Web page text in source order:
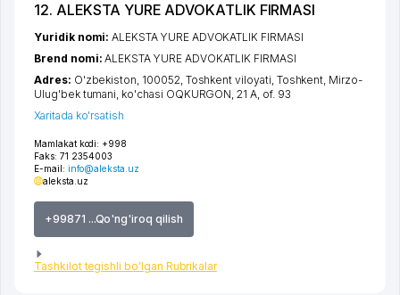
12. ALEKSTA YURE ADVOKATLIK FIRMASI
Mamlakat kodi: +998
Faks: 71 2354003
E-mail: info@aleksta.uz
aleksta.uz
+99871 ...Qo'ng'iroq qilish
Tashkilot tegishli bo'lgan Rubrikalar
Yuridik nomi:ALEKSTA YURE ADVOKATLIK FIRMASI
Brend nomi:ALEKSTA YURE ADVOKATLIK FIRMASI
Adres: O'zbekiston, 100052, Toshkent viloyati, Toshkent, Mirzo-
Ulug'bek tumani, ko'chasi OQKURGON, 21 А, of. 93
Xaritada ko'rsatish